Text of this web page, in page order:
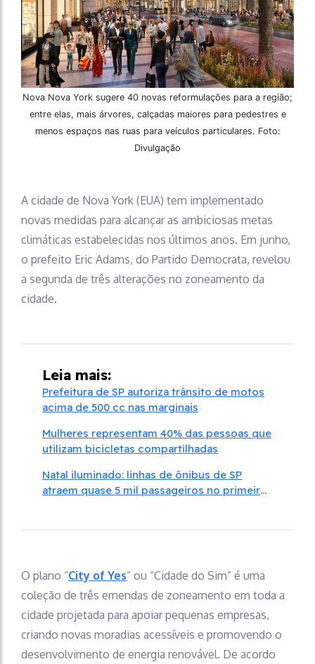
Nova Nova York sugere 40 novas reformulações para a região;
entre elas, mais árvores, calçadas maiores para pedestres e
menos espaços nas ruas para veículos particulares. Foto:
Divulgação
A cidade de Nova York (EUA) tem implementado
novas medidas para alcançar as ambiciosas metas
climáticas estabelecidas nos últimos anos. Em junho,
o prefeito Eric Adams, do Partido Democrata, revelou
a segunda de três alterações no zoneamento da
cidade.
Leia mais:
Prefeitura de SP autoriza trânsito de motos
acima de 500 cc nas marginais
Mulheres representam 40% das pessoas que
utilizam bicicletas compartilhadas
Natal iluminado: linhas de ônibus de SP
atraem quase 5 mil passageiros no primeiro
O plano “City of Yes” ou “Cidade do Sim” é uma
coleção de três emendas de zoneamento em toda a
cidade projetada para apoiar pequenas empresas,
criando novas moradias acessíveis e promovendo o
desenvolvimento de energia renovável. De acordo